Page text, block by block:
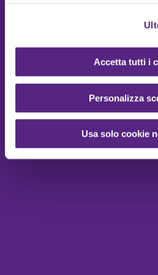
Accetta tutti i
Personalizza
Usa solo cookie